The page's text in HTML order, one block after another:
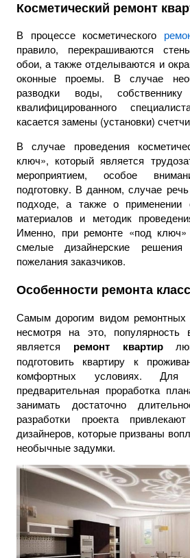
Косметический ремонт
В процессе косметического
правило, перекрашиваются
обои, а также отделываются и
оконные проемы. В случае
разводки воды,
квалифицированного
касается замены (установки)
В случае проведения
ключ», который является
мероприятием, особое
подготовку. В данном, случае
подходе, а также о применении
материалов и методик
Именно, при ремонте «под
смелые дизайнерские
пожелания заказчиков.
Особенности ремонта
Самым дорогим видом
несмотря на это, популярность
является ремонт квартир
подготовить квартиру к
комфортных условиях. Для
предварительная проработка
занимать достаточно
разработки проекта
дизайнеров, которые призваны
необычные задумки.